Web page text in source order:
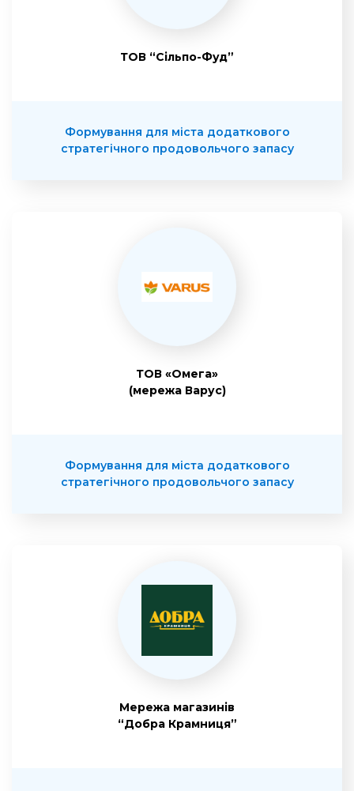
ТОВ “Сільпо-Фуд”
Формування для міста додаткового
стратегічного продовольчого запасу
ТОВ «Омега»
(мережа Варус)
Формування для міста додаткового
стратегічного продовольчого запасу
Мережа магазинів
“Добра Крамниця”